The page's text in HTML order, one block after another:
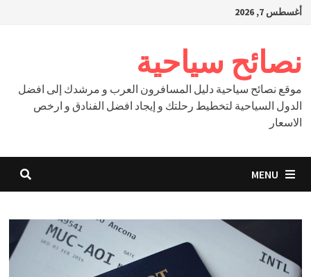
Skipأغسطس 7, 2026
نصائح سياحية
موقع نصائح سياحية دليل المسافرون العرب و مرشدك إلى افضل
الدول السياحية لتخطيط رحلتك و إيجاد افضل الفنادق و ارخص
الاسعار
MENU